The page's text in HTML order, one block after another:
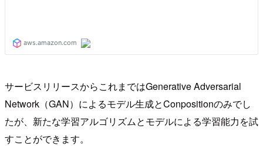
サービスリリースからこれまではGenerative Adversarial
Network（GAN）によるモデル生成とConpositionのみでし
たが、新たな学習アルゴリズムとモデルによる学習能力を試
すことができます。